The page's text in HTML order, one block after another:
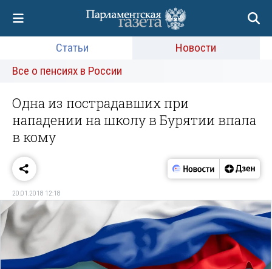
Статьи
Новости
Все о пенсиях в России
Одна из пострадавших при
нападении на школу в Бурятии впала
в кому
20.01.2018 12:18